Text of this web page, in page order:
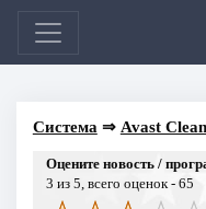
Система ⇒ Avast
Оцените новость /
3 из 5, всего оценок - 65